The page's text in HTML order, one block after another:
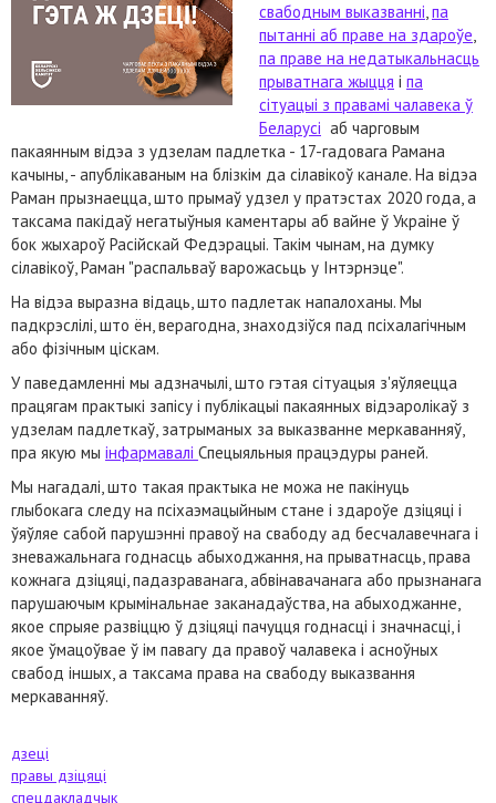
свабодным выказванні,па
пытанні аб праве на здароўе,
па праве на недатыкальнасць
прыватнага жыцця і па
сітуацыі з правамі чалавека ў
Беларусі аб чарговым
пакаянным відэа з удзелам падлетка - 17-гадовага Рамана
качыны, - апублікаваным на блізкім да сілавікоў канале. На відэа
Раман прызнаецца, што прымаў удзел у пратэстах 2020 года, а
таксама пакідаў негатыўныя каментары аб вайне ў Украіне ў
бок жыхароў Расійскай Федэрацыі. Такім чынам, на думку
сілавікоў, Раман "распальваў варожасьць у Інтэрнэце".
На відэа выразна відаць, што падлетак напалоханы. Мы
падкрэслілі, што ён, верагодна, знаходзіўся пад псіхалагічным
або фізічным ціскам.
У паведамленні мы адзначылі, што гэтая сітуацыя з'яўляецца
працягам практыкі запісу і публікацыі пакаянных відэаролікаў з
удзелам падлеткаў, затрыманых за выказванне меркаванняў,
пра якую мы інфармавалі Спецыяльныя працэдуры раней.
Мы нагадалі, што такая практыка не можа не пакінуць
глыбокага следу на псіхаэмацыйным стане і здароўе дзіцяці і
ўяўляе сабой парушэнні правоў на свабоду ад бесчалавечнага і
зневажальнага годнасць абыходжання, на прыватнасць, права
кожнага дзіцяці, падазраванага, абвінавачанага або прызнанага
парушаючым крымінальнае заканадаўства, на абыходжанне,
якое спрыяе развіццю ў дзіцяці пачуцця годнасці і значнасці, і
якое ўмацоўвае ў ім павагу да правоў чалавека і асноўных
свабод іншых, а таксама права на свабоду выказвання
меркаванняў.
дзеці
правы дзіцяці
спецдакладчык